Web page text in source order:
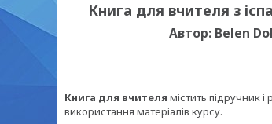
Книга для вчителя з
Автор: Belen
Книга для вчителя містить підручник
використання матеріалів курсу.